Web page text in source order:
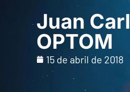
Juan
OPTOM
15 de abril de 2018